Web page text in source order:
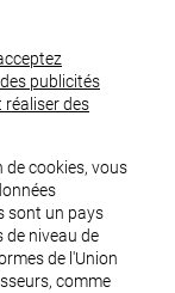
publicités
réaliser des
de cookies, vous
sont un pays
de niveau de
de l'Union
comme